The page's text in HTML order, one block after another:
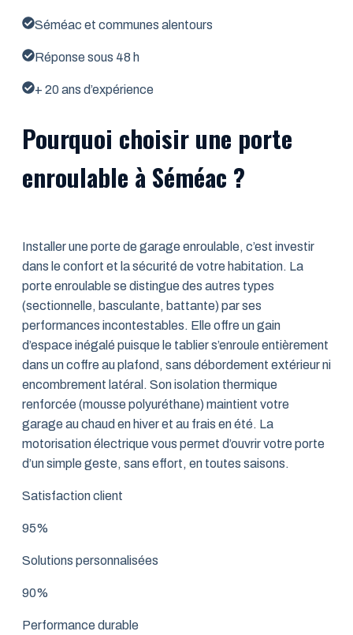
Séméac et communes alentours
Réponse sous 48 h
+ 20 ans d’expérience
Pourquoi choisir une porte
enroulable à Séméac ?
Installer une porte de garage enroulable, c’est investir
dans le confort et la sécurité de votre habitation. La
porte enroulable se distingue des autres types
(sectionnelle, basculante, battante) par ses
performances incontestables. Elle offre un gain
d’espace inégalé puisque le tablier s’enroule entièrement
dans un coffre au plafond, sans débordement extérieur ni
encombrement latéral. Son isolation thermique
renforcée (mousse polyuréthane) maintient votre
garage au chaud en hiver et au frais en été. La
motorisation électrique vous permet d’ouvrir votre porte
d’un simple geste, sans effort, en toutes saisons.
Satisfaction client
95%
Solutions personnalisées
90%
Performance durable